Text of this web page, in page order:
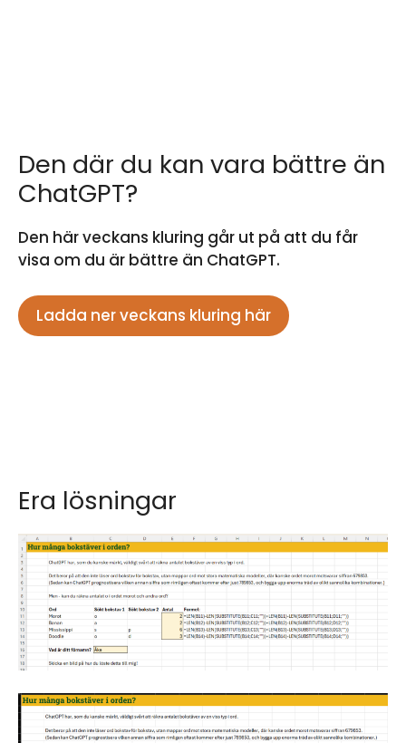
Den där du kan vara bättre än
ChatGPT?
Den här veckans kluring går ut på att du får
visa om du är bättre än ChatGPT.
Ladda ner veckans kluring här
Era lösningar